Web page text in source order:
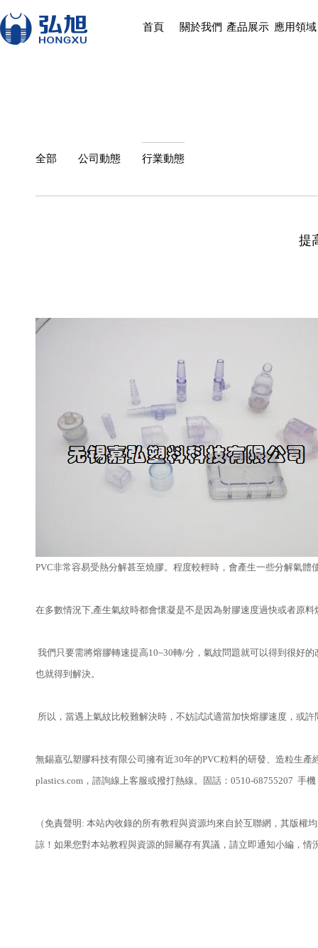
首頁 關於我們 產品展示 應用領域
全部 公司動態 行業動態
提
PVC非常容易受熱分解甚至燒膠。程度較輕時，會產生一些分解氣
在多數情況下,產生氣紋時都會懷凝是不是因為射膠速度過快或者原
我們只要需將熔膠轉速提高10~30轉/分，氣紋問題就可以得到很好
也就得到解決。
所以，當遇上氣紋比較難解決時，不妨試試適當加快熔膠速度，或
無錫嘉弘塑膠科技有限公司擁有近30年的PVC粒料的研發、造粒生
plastics.com，諮詢線上客服或撥打熱線。固話：0510-68755207 手
（免責聲明: 本站內收錄的所有教程與資源均來自於互聯網，其版
諒！如果您對本站教程與資源的歸屬存有異議，請立即通知小編，情